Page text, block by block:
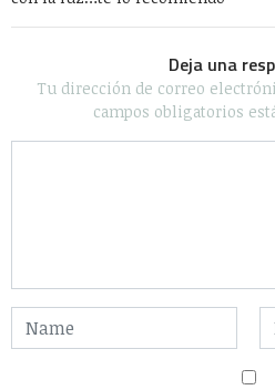
Deja una
Tu dirección de correo
campos obligatorios